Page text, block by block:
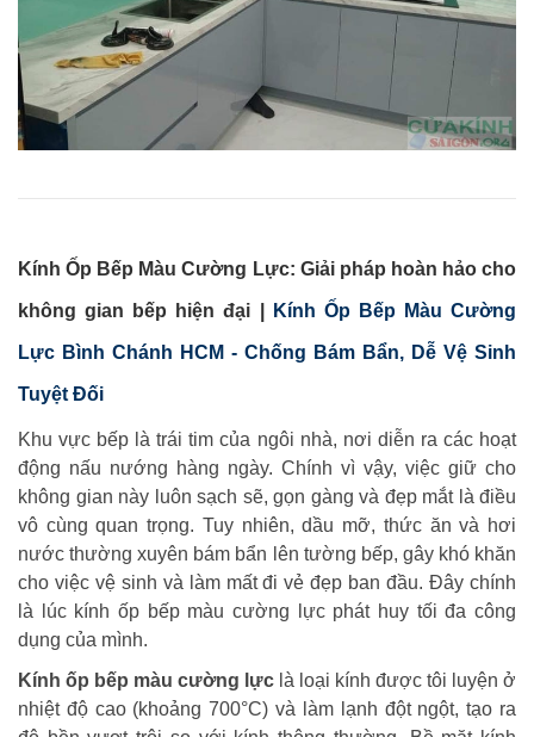
Kính Ốp Bếp Màu Cường Lực: Giải pháp hoàn hảo cho
không gian bếp hiện đại | Kính Ốp Bếp Màu Cường
Lực Bình Chánh HCM - Chống Bám Bẩn, Dễ Vệ Sinh
Tuyệt Đối
Khu vực bếp là trái tim của ngôi nhà, nơi diễn ra các hoạt
động nấu nướng hàng ngày. Chính vì vậy, việc giữ cho
không gian này luôn sạch sẽ, gọn gàng và đẹp mắt là điều
vô cùng quan trọng. Tuy nhiên, dầu mỡ, thức ăn và hơi
nước thường xuyên bám bẩn lên tường bếp, gây khó khăn
cho việc vệ sinh và làm mất đi vẻ đẹp ban đầu. Đây chính
là lúc kính ốp bếp màu cường lực phát huy tối đa công
dụng của mình.
Kính ốp bếp màu cường lực là loại kính được tôi luyện ở
nhiệt độ cao (khoảng 700°C) và làm lạnh đột ngột, tạo ra